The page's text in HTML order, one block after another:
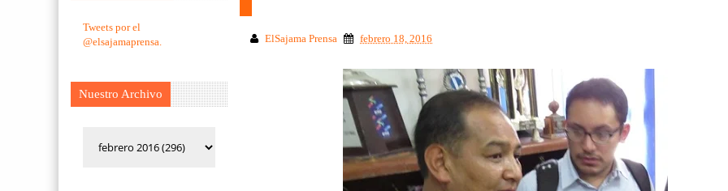
Tweets por el
@elsajamaprensa.
Nuestro Archivo
ElSajama Prensa febrero 18, 2016